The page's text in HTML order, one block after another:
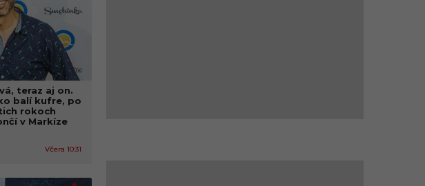
teraz aj on.
balí kufre, po
rokoch
v Markíze
Včera 10:31